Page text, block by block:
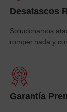
Desatascos
Solucionamos
romper nada y
Garantía